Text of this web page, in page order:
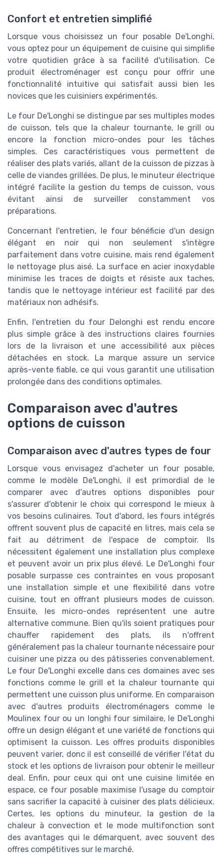
Confort et entretien simplifié
Lorsque vous choisissez un four posable De'Longhi,
vous optez pour un équipement de cuisine qui simplifie
votre quotidien grâce à sa facilité d'utilisation. Ce
produit électroménager est conçu pour offrir une
fonctionnalité intuitive qui satisfait aussi bien les
novices que les cuisiniers expérimentés.
Le four De'Longhi se distingue par ses multiples modes
de cuisson, tels que la chaleur tournante, le grill ou
encore la fonction micro-ondes pour les tâches
simples. Ces caractéristiques vous permettent de
réaliser des plats variés, allant de la cuisson de pizzas à
celle de viandes grillées. De plus, le minuteur électrique
intégré facilite la gestion du temps de cuisson, vous
évitant ainsi de surveiller constamment vos
préparations.
Concernant l'entretien, le four bénéficie d'un design
élégant en noir qui non seulement s'intègre
parfaitement dans votre cuisine, mais rend également
le nettoyage plus aisé. La surface en acier inoxydable
minimise les traces de doigts et résiste aux taches,
tandis que le nettoyage intérieur est facilité par des
matériaux non adhésifs.
Enfin, l'entretien du four Delonghi est rendu encore
plus simple grâce à des instructions claires fournies
lors de la livraison et une accessibilité aux pièces
détachées en stock. La marque assure un service
après-vente fiable, ce qui vous garantit une utilisation
prolongée dans des conditions optimales.
Comparaison avec d'autres
options de cuisson
Comparaison avec d'autres types de four
Lorsque vous envisagez d'acheter un four posable,
comme le modèle De'Longhi, il est primordial de le
comparer avec d'autres options disponibles pour
s'assurer d'obtenir le choix qui correspond le mieux à
vos besoins culinaires. Tout d'abord, les fours intégrés
offrent souvent plus de capacité en litres, mais cela se
fait au détriment de l'espace de comptoir. Ils
nécessitent également une installation plus complexe
et peuvent avoir un prix plus élevé. Le De'Longhi four
posable surpasse ces contraintes en vous proposant
une installation simple et une flexibilité dans votre
cuisine, tout en offrant plusieurs modes de cuisson.
Ensuite, les micro-ondes représentent une autre
alternative commune. Bien qu'ils soient pratiques pour
chauffer rapidement des plats, ils n'offrent
généralement pas la chaleur tournante nécessaire pour
cuisiner une pizza ou des pâtisseries convenablement.
Le four De'Longhi excelle dans ces domaines avec ses
fonctions comme le grill et la chaleur tournante qui
permettent une cuisson plus uniforme. En comparaison
avec d'autres produits électroménagers comme le
Moulinex four ou un longhi four similaire, le De'Longhi
offre un design élégant et une variété de fonctions qui
optimisent la cuisson. Les offres produits disponibles
peuvent varier, donc il est conseillé de vérifier l'état du
stock et les options de livraison pour obtenir le meilleur
deal. Enfin, pour ceux qui ont une cuisine limitée en
espace, ce four posable maximise l'usage du comptoir
sans sacrifier la capacité à cuisiner des plats délicieux.
Certes, les options du minuteur, la gestion de la
chaleur à convection et le mode multifonction sont
des avantages qui le démarquent, avec souvent des
offres compétitives sur le marché.